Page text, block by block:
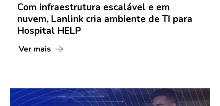
Com infraestrutura escalável e em
nuvem, Lanlink cria ambiente de TI para
Hospital HELP
Ver mais